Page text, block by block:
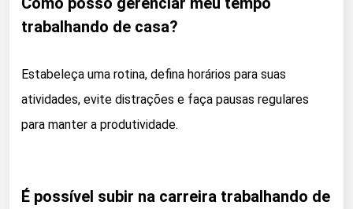
trabalhando de casa?
Estabeleça uma rotina, defina horários para suas
atividades, evite distrações e faça pausas regulares
para manter a produtividade.
É possível subir na carreira trabalhando de